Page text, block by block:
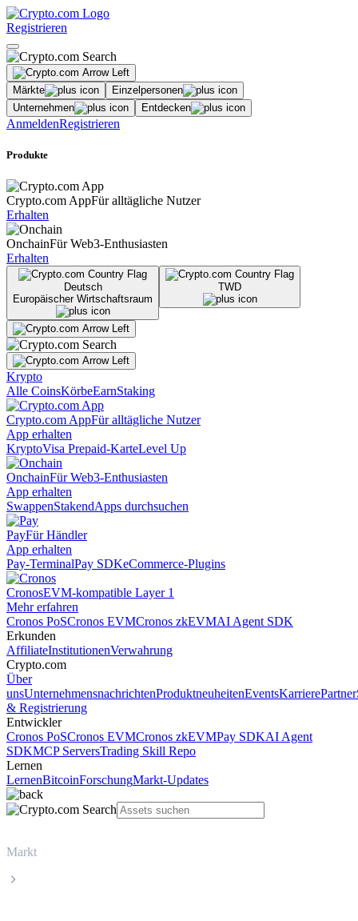
Registrieren
Märkte
Einzelpersonen
Unternehmen
Entdecken
AnmeldenRegistrieren
Produkte
Crypto.com AppFür alltägliche Nutzer
Erhalten
OnchainFür Web3-Enthusiasten
Erhalten
Deutsch
Europäischer Wirtschaftsraum
TWD
Krypto
Alle CoinsKörbeEarnStaking
Crypto.com AppFür alltägliche Nutzer
App erhalten
KryptoVisa Prepaid-KarteLevel Up
OnchainFür Web3-Enthusiasten
App erhalten
SwappenStakendApps durchsuchen
PayFür Händler
App erhalten
Pay-TerminalPay SDKeCommerce-Plugins
CronosEVM-kompatible Layer 1
Mehr erfahren
Cronos PoSCronos EVMCronos zkEVMAI Agent SDK
Erkunden
AffiliateInstitutionenVerwahrung
Crypto.com
Über
unsUnternehmensnachrichtenProduktneuheitenEventsKarrierePartner
& Registrierung
Entwickler
Cronos PoSCronos EVMCronos zkEVMPay SDKAI Agent
SDKMCP ServersTrading Skill Repo
Lernen
LernenBitcoinForschungMarkt-Updates
Markt